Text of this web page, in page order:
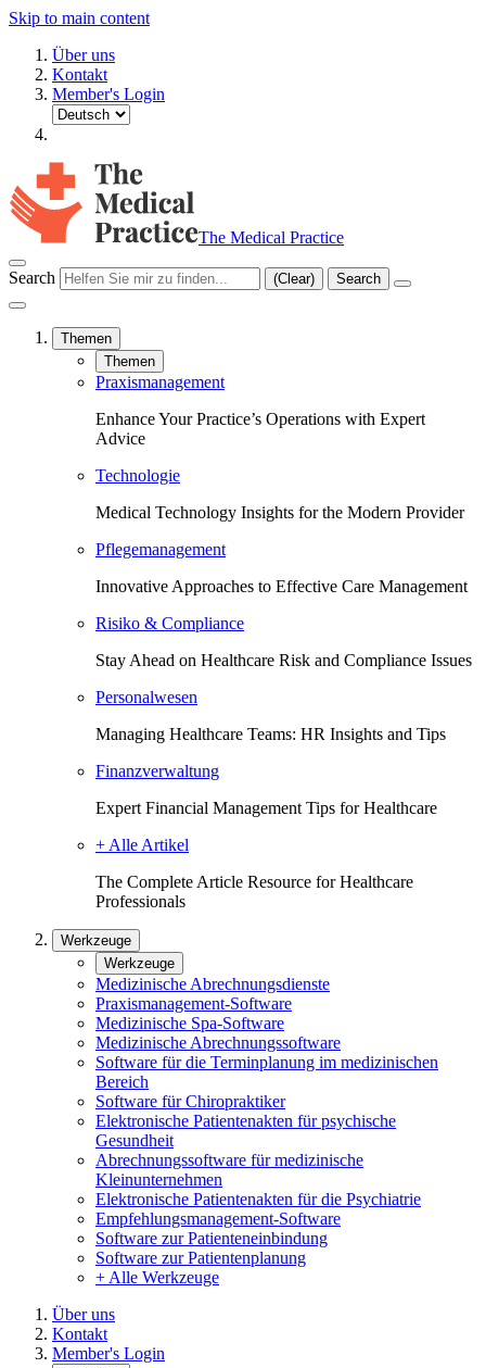
Skip to main content
Über uns
Kontakt
Member's Login
The Medical Practice
Search (Clear) Search
Themen
Themen
Praxismanagement
Enhance Your Practice’s Operations with Expert
Advice
Technologie
Medical Technology Insights for the Modern Provider
Pflegemanagement
Innovative Approaches to Effective Care Management
Risiko & Compliance
Stay Ahead on Healthcare Risk and Compliance Issues
Personalwesen
Managing Healthcare Teams: HR Insights and Tips
Finanzverwaltung
Expert Financial Management Tips for Healthcare
+ Alle Artikel
The Complete Article Resource for Healthcare
Professionals
Werkzeuge
Werkzeuge
Medizinische Abrechnungsdienste
Praxismanagement-Software
Medizinische Spa-Software
Medizinische Abrechnungssoftware
Software für die Terminplanung im medizinischen
Bereich
Software für Chiropraktiker
Elektronische Patientenakten für psychische
Gesundheit
Abrechnungssoftware für medizinische
Kleinunternehmen
Elektronische Patientenakten für die Psychiatrie
Empfehlungsmanagement-Software
Software zur Patienteneinbindung
Software zur Patientenplanung
+ Alle Werkzeuge
Über uns
Kontakt
Member's Login